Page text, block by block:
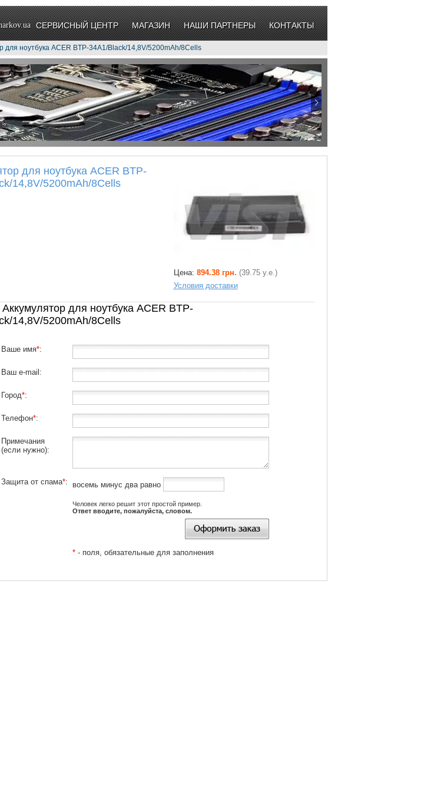
СЕРВИСНЫЙ ЦЕНТР МАГАЗИН НАШИ ПАРТНЕРЫ КОНТАКТЫ
для ноутбука ACER BTP-34A1/Black/14,8V/5200mAh/8Cells
для ноутбука ACER BTP-
14,8V/5200mAh/8Cells
Цена: 894.38 грн. (39.75 у.е.)
Условия доставки
Аккумулятор для ноутбука ACER BTP-
14,8V/5200mAh/8Cells
Ваше имя*:
Ваш e-mail:
Город*:
Телефон*:
Примечания
(если нужно):
Защита от спама*: восемь минус два равно
Человек легко решит этот простой пример.
Ответ вводите, пожалуйста, словом.
* - поля, обязательные для заполнения